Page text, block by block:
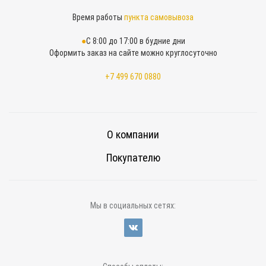
Время работы пункта самовывоза
С 8:00 до 17:00 в будние дни
Оформить заказ на сайте можно круглосуточно
+7 499 670 0880
О компании
Покупателю
Мы в социальных сетях: